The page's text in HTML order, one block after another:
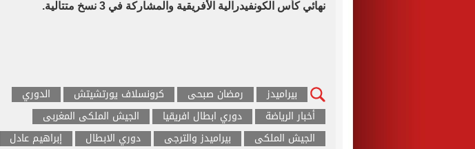
نهائي كأس الكونفيدرالية الأفريقية والمشاركة في 3 نسخ متتالية.
بيراميدز رمضان صبحى كرونسلاف يورتشيتش
الدوري
أخبار الرياضة
دوري ابطال افريقيا
الجيش الملكى المغربى
الجيش الملكى
بيراميدز والترجى دوري الابطال
إبراهيم عادل